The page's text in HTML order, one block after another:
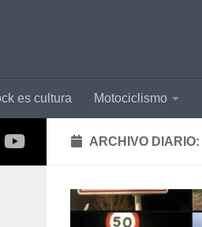
es cultura Motociclismo
ARCHIVO DIARIO: